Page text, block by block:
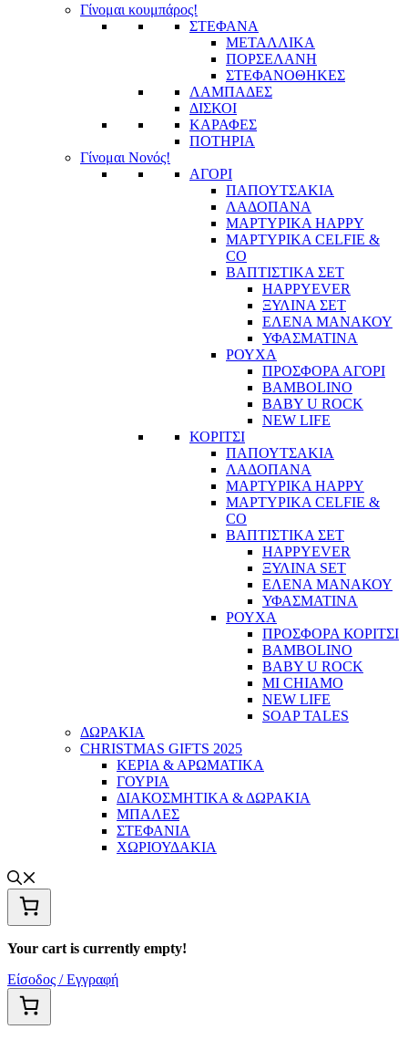
Γίνομαι κουμπάρος!
ΣΤΕΦΑΝΑ
ΜΕΤΑΛΛΙΚΑ
ΠΟΡΣΕΛΑΝΗ
ΣΤΕΦΑΝΟΘΗΚΕΣ
ΛΑΜΠΑΔΕΣ
ΔΙΣΚΟΙ
ΚΑΡΑΦΕΣ
ΠΟΤΗΡΙΑ
Γίνομαι Νονός!
ΑΓΟΡΙ
ΠΑΠΟΥΤΣΑΚΙΑ
ΛΑΔΟΠΑΝΑ
ΜΑΡΤΥΡΙΚΑ HAPPY
ΜΑΡΤΥΡΙΚΑ CELFIE &
CO
ΒΑΠΤΙΣΤΙΚΑ ΣΕΤ
HAPPYEVER
ΞΥΛΙΝΑ ΣΕΤ
ΕΛΕΝΑ ΜΑΝΑΚΟΥ
ΥΦΑΣΜΑΤΙΝΑ
ΡΟΥΧΑ
ΠΡΟΣΦΟΡΑ ΑΓΟΡΙ
BAMBOLINO
BABY U ROCK
NEW LIFE
ΚΟΡΙΤΣΙ
ΠΑΠΟΥΤΣΑΚΙΑ
ΛΑΔΟΠΑΝΑ
ΜΑΡΤΥΡΙΚΑ HAPPY
ΜΑΡΤΥΡΙΚΑ CELFIE &
CO
ΒΑΠΤΙΣΤΙΚΑ ΣΕΤ
HAPPYEVER
ΞΥΛΙΝΑ SET
ΕΛΕΝΑ ΜΑΝΑΚΟΥ
ΥΦΑΣΜΑΤΙΝΑ
ΡΟΥΧΑ
ΠΡΟΣΦΟΡΑ ΚΟΡΙΤΣΙ
BAMBOLINO
BABY U ROCK
MI CHIAMO
NEW LIFE
SOAP TALES
ΔΩΡΑΚΙΑ
CHRISTMAS GIFTS 2025
ΚΕΡΙΑ & ΑΡΩΜΑΤΙΚΑ
ΓΟΥΡΙΑ
ΔΙΑΚΟΣΜΗΤΙΚΑ & ΔΩΡΑΚΙΑ
ΜΠΑΛΕΣ
ΣΤΕΦΑΝΙΑ
ΧΩΡΙΟΥΔΑΚΙΑ
Your cart is currently empty!
Είσοδος / Εγγραφή